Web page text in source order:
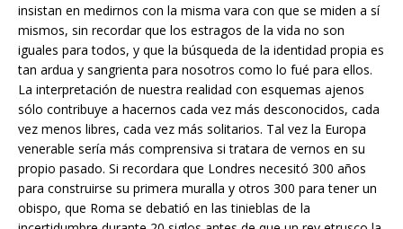
insistan en medirnos con la misma vara con que se miden a sí
mismos, sin recordar que los estragos de la vida no son
iguales para todos, y que la búsqueda de la identidad propia es
tan ardua y sangrienta para nosotros como lo fué para ellos.
La interpretación de nuestra realidad con esquemas ajenos
sólo contribuye a hacernos cada vez más desconocidos, cada
vez menos libres, cada vez más solitarios. Tal vez la Europa
venerable sería más comprensiva si tratara de vernos en su
propio pasado. Si recordara que Londres necesitó 300 años
para construirse su primera muralla y otros 300 para tener un
obispo, que Roma se debatió en las tinieblas de la